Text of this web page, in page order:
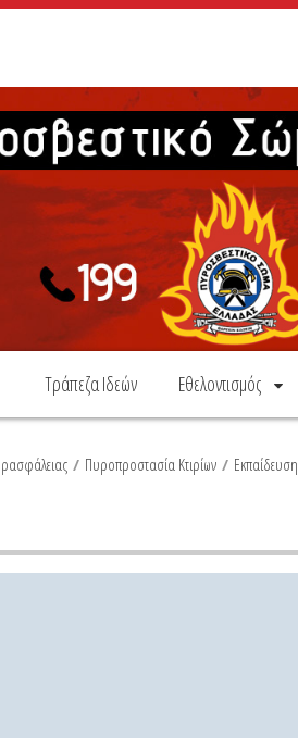
Τράπεζα Ιδεών Εθελοντισμός
/ Πυροπροστασία Κτιρίων / Εκπαίδευση